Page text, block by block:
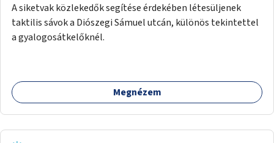
A siketvak közlekedők segítése érdekében létesüljenek
taktilis sávok a Diószegi Sámuel utcán, különös tekintettel
a gyalogosátkelőknél.
Megnézem